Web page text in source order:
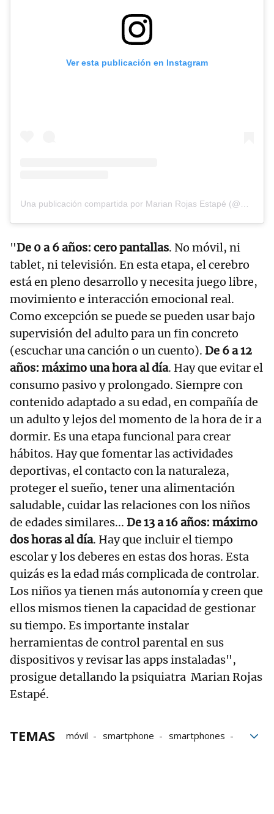
Ver esta publicación en Instagram
"De 0 a 6 años: cero pantallas. No móvil, ni
tablet, ni televisión. En esta etapa, el cerebro
está en pleno desarrollo y necesita juego libre,
movimiento e interacción emocional real.
Como excepción se puede se pueden usar bajo
supervisión del adulto para un fin concreto
(escuchar una canción o un cuento). De 6 a 12
años: máximo una hora al día. Hay que evitar el
consumo pasivo y prolongado. Siempre con
contenido adaptado a su edad, en compañía de
un adulto y lejos del momento de la hora de ir a
dormir. Es una etapa funcional para crear
hábitos. Hay que fomentar las actividades
deportivas, el contacto con la naturaleza,
proteger el sueño, tener una alimentación
saludable, cuidar las relaciones con los niños
de edades similares... De 13 a 16 años: máximo
dos horas al día. Hay que incluir el tiempo
escolar y los deberes en estas dos horas. Esta
quizás es la edad más complicada de controlar.
Los niños ya tienen más autonomía y creen que
ellos mismos tienen la capacidad de gestionar
su tiempo. Es importante instalar
herramientas de control parental en sus
dispositivos y revisar las apps instaladas",
prosigue detallando la psiquiatra Marian Rojas
Estapé.
TEMAS móvil smartphone
smartphones